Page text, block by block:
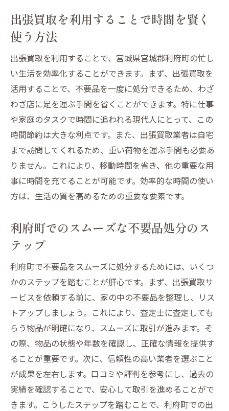
忙しいあなたに！出張買取で時間を有効活用す
る方法
出張買取が時間管理をサポートする理由
利府町で出張買取を活用した効率的なスケ
ジュール管理
出張買取で生まれる余暇時間の活用法
出張買取サービスでの手間削減のテクニッ
ク
利府町での出張買取がもたらす時間の節約
例
出張買取を利用する際の時間短縮のポイン
ト
性
利府町の住民が感じる出張買取の生活への
影響
出張買取で得られる新たな生活スタイル
出張買取を通じた家族との時間の創出
利府町での出張買取が生むリラックス空間
出張買取がもたらす利府町での生活の質向
上
出張買取を活用して利府町での暮らしを効率化
しよう
出張買取を利用することで時間を賢く
使う方法
出張買取を利用することで、宮城県宮城郡利府町の忙し
い生活を効率化することができます。まず、出張買取を
活用することで、不要品を一度に処分できるため、わざ
わざ店に足を運ぶ手間を省くことができます。特に仕事
や家庭のタスクで時間に追われる現代人にとって、この
時間節約は大きな利点です。また、出張買取業者は自宅
まで訪問してくれるため、重い荷物を運ぶ手間も必要あ
りません。これにより、移動時間を省き、他の重要な用
事に時間を充てることが可能です。効率的な時間の使い
方は、生活の質を高めるための重要な要素です。
利府町でのスムーズな不要品処分のス
テップ
利府町で不要品をスムーズに処分するためには、いくつ
かのステップを踏むことが肝心です。まず、出張買取サ
ービスを依頼する前に、家の中の不要品を整理し、リス
トアップしましょう。これにより、査定士に査定しても
らう物品が明確になり、スムーズに取引が進みます。そ
の際、物品の状態や年数を確認し、正確な情報を提供す
ることが重要です。次に、信頼性の高い業者を選ぶこと
が成果を左右します。口コミや評判を参考にし、過去の
実績を確認することで、安心して取引を進めることがで
きます。こうしたステップを踏むことで、利府町での出